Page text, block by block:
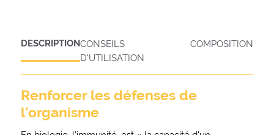
DESCRIPTIONCONSEILS
D'UTILISATION
COMPOSITION
Renforcer les défenses de
l’organisme